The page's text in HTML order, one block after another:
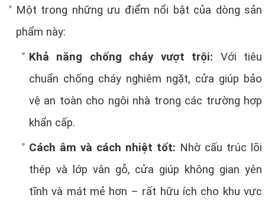
Một trong những ưu điểm nổi bật của dòng sản
phẩm này:
Khả năng chống cháy vượt trội: Với tiêu
chuẩn chống cháy nghiêm ngặt, cửa giúp bảo
vệ an toàn cho ngôi nhà trong các trường hợp
khẩn cấp.
Cách âm và cách nhiệt tốt: Nhờ cấu trúc lõi
thép và lớp vân gỗ, cửa giúp không gian yên
tĩnh và mát mẻ hơn – rất hữu ích cho khu vực